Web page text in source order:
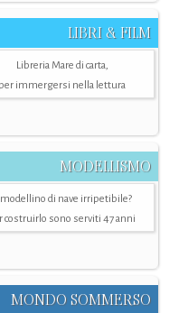
LIBRI & FILM
Libreria Mare di carta,
per immergersi nella lettura
MODELLISMO
di nave irripetibile?
costruirlo sono serviti 47 anni
MONDO SOMMERSO